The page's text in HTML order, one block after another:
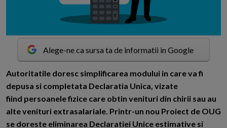
Alege-ne ca sursa ta de informatii in Google
Autoritatile doresc simplificarea modului in care va fi
depusa si completata Declaratia Unica, vizate
fiind persoanele fizice care obtin venituri din chirii sau au
alte venituri extrasalariale. Printr-un nou Proiect de OUG
se doreste eliminarea Declaratiei Unice estimative si